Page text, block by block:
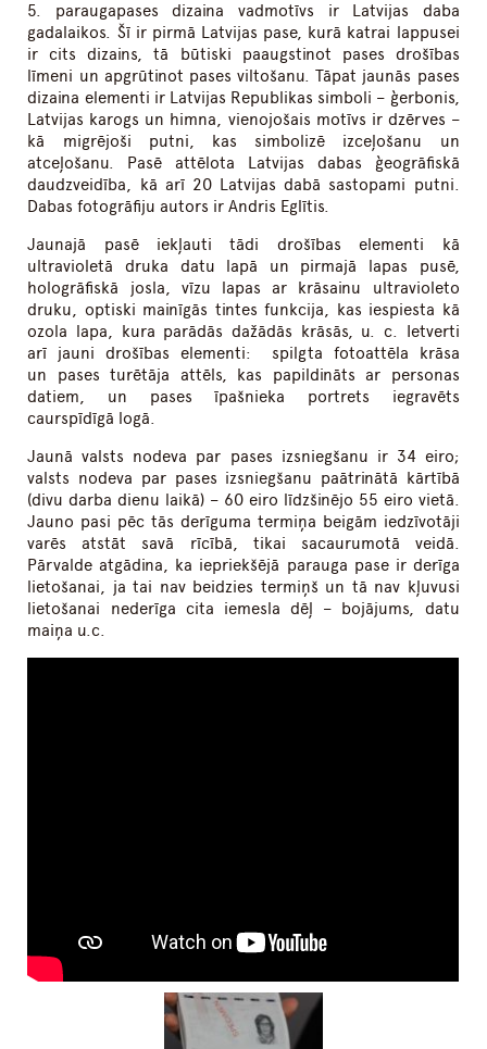
5. paraugapases dizaina vadmotīvs ir Latvijas daba
gadalaikos. Šī ir pirmā Latvijas pase, kurā katrai lappusei
ir cits dizains, tā būtiski paaugstinot pases drošības
līmeni un apgrūtinot pases viltošanu. Tāpat jaunās pases
dizaina elementi ir Latvijas Republikas simboli – ģerbonis,
Latvijas karogs un himna, vienojošais motīvs ir dzērves –
kā migrējoši putni, kas simbolizē izceļošanu un
atceļošanu. Pasē attēlota Latvijas dabas ģeogrāfiskā
daudzveidība, kā arī 20 Latvijas dabā sastopami putni.
Dabas fotogrāfiju autors ir Andris Eglītis.
Jaunajā pasē iekļauti tādi drošības elementi kā
ultravioletā druka datu lapā un pirmajā lapas pusē,
hologrāfiskā josla, vīzu lapas ar krāsainu ultravioleto
druku, optiski mainīgās tintes funkcija, kas iespiesta kā
ozola lapa, kura parādās dažādās krāsās, u. c. Ietverti
arī jauni drošības elementi: spilgta fotoattēla krāsa
un pases turētāja attēls, kas papildināts ar personas
datiem, un pases īpašnieka portrets iegravēts
caurspīdīgā logā.
Jaunā valsts nodeva par pases izsniegšanu ir 34 eiro;
valsts nodeva par pases izsniegšanu paātrinātā kārtībā
(divu darba dienu laikā) – 60 eiro līdzšinējo 55 eiro vietā.
Jauno pasi pēc tās derīguma termiņa beigām iedzīvotāji
varēs atstāt savā rīcībā, tikai sacaurumotā veidā.
Pārvalde atgādina, ka iepriekšējā parauga pase ir derīga
lietošanai, ja tai nav beidzies termiņš un tā nav kļuvusi
lietošanai nederīga cita iemesla dēļ – bojājums, datu
maiņa u.c.